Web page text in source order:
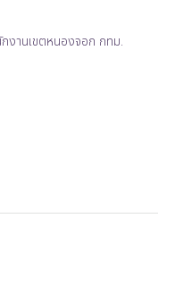
งานเขตหนองจอก กทม.